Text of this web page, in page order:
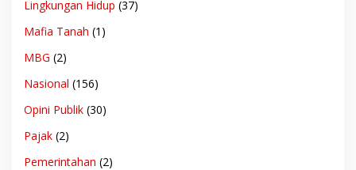
Lingkungan Hidup (37)
Mafia Tanah (1)
MBG (2)
Nasional (156)
Opini Publik (30)
Pajak (2)
Pemerintahan (2)